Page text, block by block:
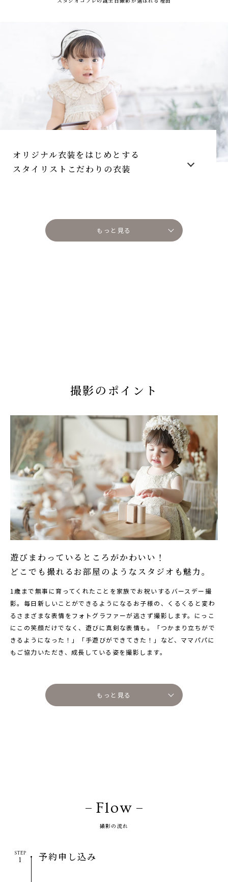
オリジナル衣装をはじめとする
スタイリストこだわりの衣装
もっと見る
撮影のポイント
遊びまわっているところがかわいい！
どこでも撮れるお部屋のようなスタジオも魅力。
1歳まで無事に育ってくれたことを家族でお祝いするバースデー撮
影。毎日新しいことができるようになるお子様の、くるくると変わ
るさまざまな表情をフォトグラファーが逃さず撮影します。にっこ
にこの笑顔だけでなく、遊びに真剣な表情も。「つかまり立ちがで
きるようになった！」「手遊びができてきた！」など、ママパパに
もご協力いただき、成長している姿を撮影します。
もっと見る
Flow
撮影の流れ
STEP 予約申し込み